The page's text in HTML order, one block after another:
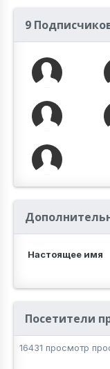
9
Настоящее имя
Посетители
16431 просмотр